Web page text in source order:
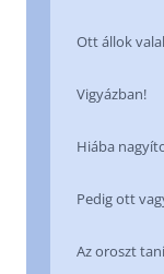
Ott állok
Vigyázban!
Hiába
Pedig ott
Az oroszt